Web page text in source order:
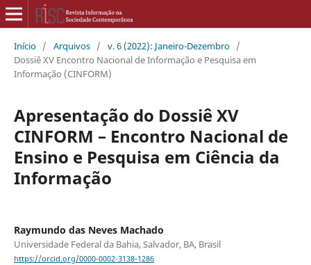
Início / Arquivos / v. 6 (2022): Janeiro-Dezembro /
Dossiê XV Encontro Nacional de Informação e Pesquisa em
Informação (CINFORM)
Apresentação do Dossiê XV
CINFORM – Encontro Nacional de
Ensino e Pesquisa em Ciência da
Informação
Raymundo das Neves Machado
Universidade Federal da Bahia, Salvador, BA, Brasil
https://orcid.org/0000-0002-3138-1286